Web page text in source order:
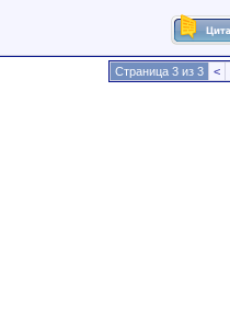
Страница 3 из 3 <